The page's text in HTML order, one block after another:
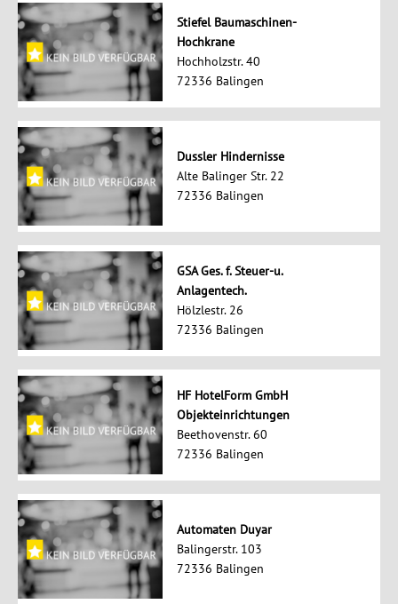
Stiefel Baumaschinen-
Hochkrane
Hochholzstr. 40
72336 Balingen
Dussler Hindernisse
Alte Balinger Str. 22
72336 Balingen
GSA Ges. f. Steuer-u.
Anlagentech.
Hölzlestr. 26
72336 Balingen
HF HotelForm GmbH
Objekteinrichtungen
Beethovenstr. 60
72336 Balingen
Automaten Duyar
Balingerstr. 103
72336 Balingen